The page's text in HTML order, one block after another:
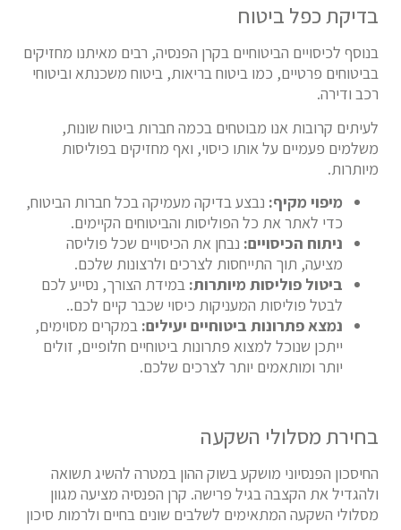
בדיקת כפל ביטוח
בנוסף לכיסויים הביטוחיים בקרן הפנסיה, רבים מאיתנו מחזיקים
בביטוחים פרטיים, כמו ביטוח בריאות, ביטוח משכנתא וביטוחי
רכב ודירה.
לעיתים קרובות אנו מבוטחים בכמה חברות ביטוח שונות,
משלמים פעמיים על אותו כיסוי, ואף מחזיקים בפוליסות
מיותרות.
מיפוי מקיף: נבצע בדיקה מעמיקה בכל חברות הביטוח,
כדי לאתר את כל הפוליסות והביטוחים הקיימים.
ניתוח הכיסויים: נבחן את הכיסויים שכל פוליסה
מציעה, תוך התייחסות לצרכים ולרצונות שלכם.
ביטול פוליסות מיותרות: במידת הצורך, נסייע לכם
לבטל פוליסות המעניקות כיסוי שכבר קיים לכם..
נמצא פתרונות ביטוחיים יעילים: במקרים מסוימים,
ייתכן שנוכל למצוא פתרונות ביטוחיים חלופיים, זולים
יותר ומותאמים יותר לצרכים שלכם.
בחירת מסלולי השקעה
החיסכון הפנסיוני מושקע בשוק ההון במטרה להשיג תשואה
ולהגדיל את הקצבה בגיל פרישה. קרן הפנסיה מציעה מגוון
מסלולי השקעה המתאימים לשלבים שונים בחיים ולרמות סיכון